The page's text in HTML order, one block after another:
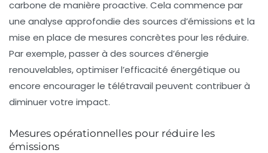
carbone de manière proactive. Cela commence par
une analyse approfondie des sources d’émissions et la
mise en place de mesures concrètes pour les réduire.
Par exemple, passer à des sources d’énergie
renouvelables, optimiser l’efficacité énergétique ou
encore encourager le télétravail peuvent contribuer à
diminuer votre impact.
Mesures opérationnelles pour réduire les
émissions